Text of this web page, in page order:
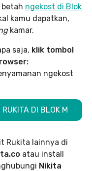
betah ngekost di Blok
kamu dapatkan,
kamar.
saja, klik tombol
ngekost
DI BLOK M
Rukita lainnya di
atau install
Nikita